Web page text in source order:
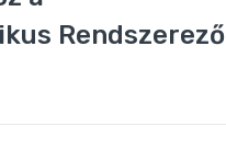
Rendszerező